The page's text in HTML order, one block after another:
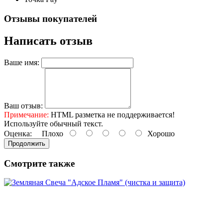
Отзывы покупателей
Написать отзыв
Ваше имя:
Ваш отзыв:
Примечание: HTML разметка не поддерживается!
Используйте обычный текст.
Оценка: Плохо Хорошо
Продолжить
Смотрите также